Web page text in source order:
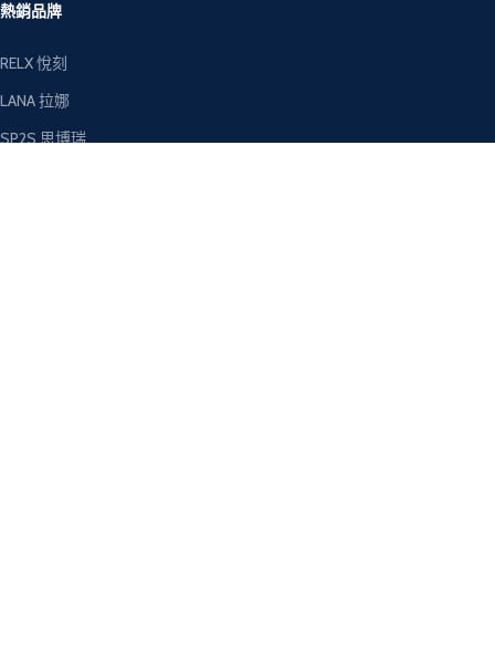
熱銷品牌
RELX 悅刻
LANA 拉娜
SP2S 思博瑞